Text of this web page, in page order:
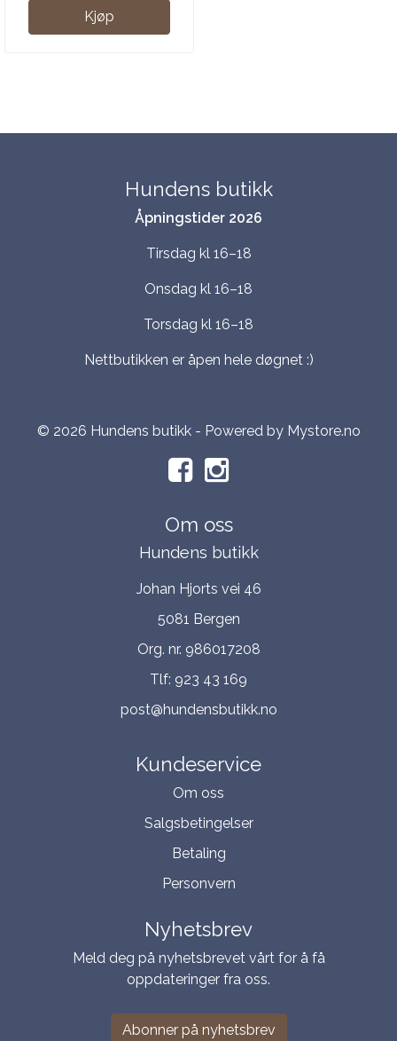
Kjøp
Hundens butikk
Åpningstider 2026
Tirsdag kl 16–18
Onsdag kl 16–18
Torsdag kl 16–18
Nettbutikken er åpen hele døgnet :)
© 2026 Hundens butikk - Powered by Mystore.no
Om oss
Hundens butikk
Johan Hjorts vei 46
5081 Bergen
Org. nr. 986017208
Tlf: 923 43 169
post@hundensbutikk.no
Kundeservice
Om oss
Salgsbetingelser
Betaling
Personvern
Nyhetsbrev
Meld deg på nyhetsbrevet vårt for å få
oppdateringer fra oss.
Abonner på nyhetsbrev